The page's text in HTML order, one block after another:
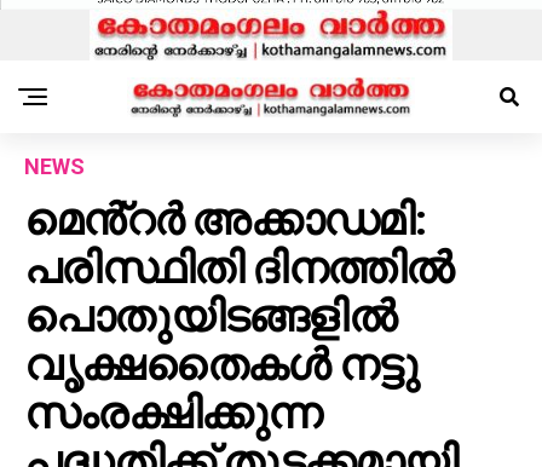
NEWS
മെൻ്റർ അക്കാഡമി:
പരിസ്ഥിതി ദിനത്തിൽ
പൊതുയിടങ്ങളിൽ
വൃക്ഷതൈകൾ നട്ടു
സംരക്ഷിക്കുന്ന